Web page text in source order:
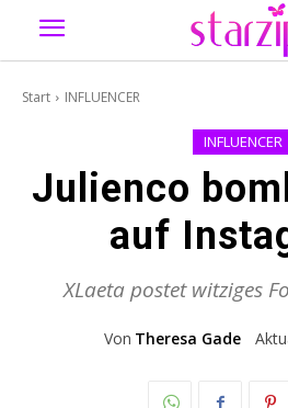
Start INFLUENCER
INFLUENCER
Julienco
auf
XLaeta postet witziges
Von Theresa Gade